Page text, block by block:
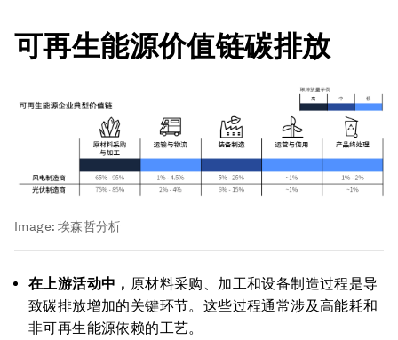
可再生能源价值链碳排放
Image: 埃森哲分析
在上游活动中， 原材料采购、加工和设备制造过程是导
致碳排放增加的关键环节。这些过程通常涉及高能耗和
非可再生能源依赖的工艺。